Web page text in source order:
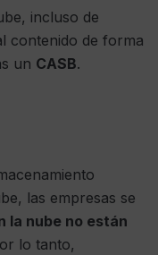
incluso de
contenido de forma
un CASB.
las empresas se
la nube no están
lo tanto,